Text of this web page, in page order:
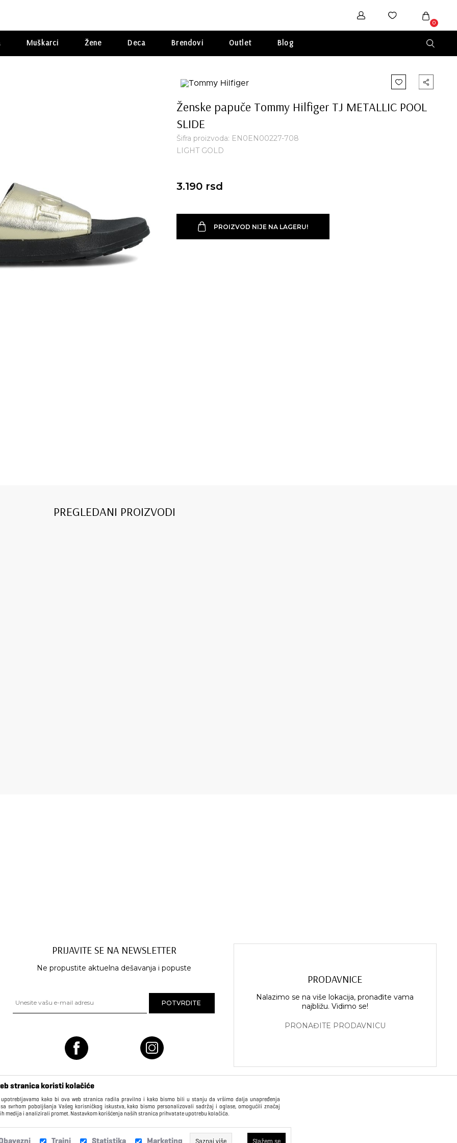
0
Muškarci Žene Deca Brendovi Outlet Blog
stranica koristi kolačiće
upotrebljavamo kako bi ova web stranica radila pravilno i kako bismo bili u stanju da vršimo dalja unapređenja
svrhom poboljšanja Vašeg korisničkog iskustva, kako bismo personalizovali sadržaj i oglase, omogućili značaj
medija i analizirali promet. Nastavkom korišćenja naših stranica prihvatate upotrebu kolačića.
Trajni Statistika Marketing Saznaj više Slažem se
Ženske papuče Tommy Hilfiger TJ METALLIC POOL
SLIDE
Šifra proizvoda: EN0EN00227-708
LIGHT GOLD
3.190 rsd
PROIZVOD NIJE NA LAGERU!
PREGLEDANI PROIZVODI
PRIJAVITE SE NA NEWSLETTER
Ne propustite aktuelna dešavanja i popuste
PRODAVNICE
Nalazimo se na više lokacija, pronađite vama
najbližu. Vidimo se!
PRONAĐITE PRODAVNICU
USLOVI PRODAJE